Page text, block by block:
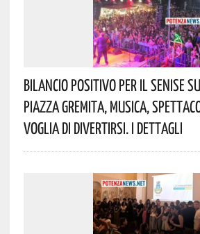
Bilancio Positivo Per Il Senise
Piazza Gremita, Musica,
Voglia Di Divertirsi. I Dettagli